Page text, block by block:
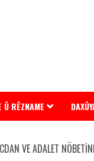
Û RÊZNAME
VE ADALET